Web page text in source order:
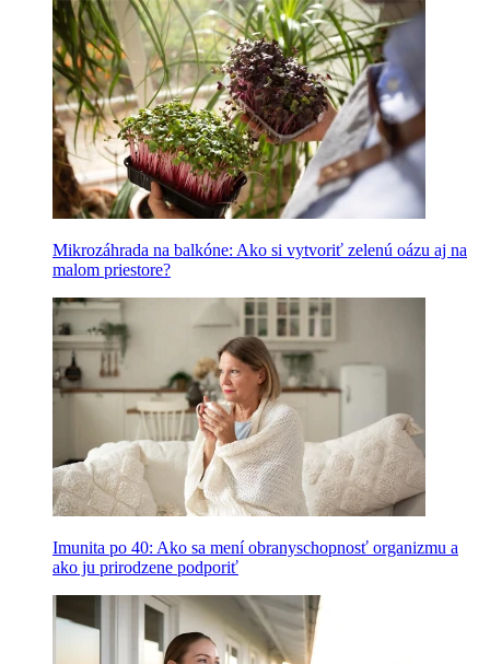
Mikrozáhrada na balkóne: Ako si vytvoriť zelenú oázu aj na
malom priestore?
Imunita po 40: Ako sa mení obranyschopnosť organizmu a
ako ju prirodzene podporiť